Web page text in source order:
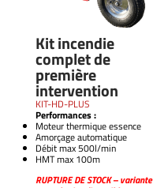
Kit incendie
complet de
première
intervention
KIT-HD-PLUS
Performances :
Moteur thermique essence
Amorçage automatique
Débit max 500l/min
HMT max 100m
RUPTURE DE STOCK – variante